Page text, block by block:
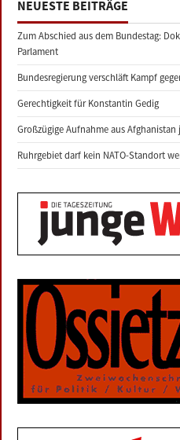
NEUESTE BEITRÄGE
Zum Abschied aus dem Bundestag:
Parlament
Bundesregierung verschläft Kampf
Gerechtigkeit für Konstantin Gedig
Großzügige Aufnahme aus Afghanistan
Ruhrgebiet darf kein NATO-Standort